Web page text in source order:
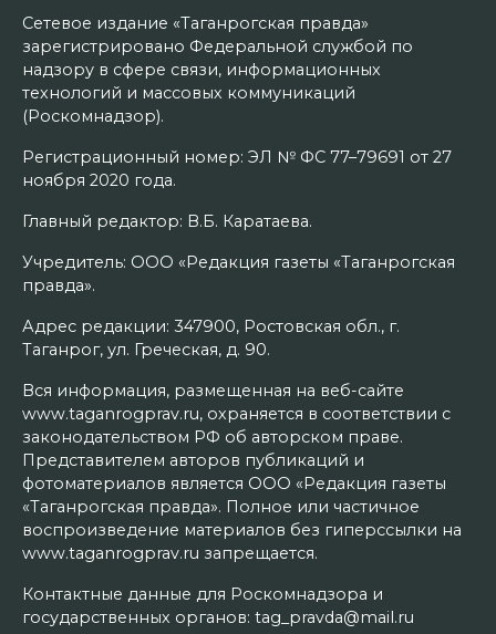
Сетевое издание «Таганрогская правда»
зарегистрировано Федеральной службой по
надзору в сфере связи, информационных
технологий и массовых коммуникаций
(Роскомнадзор).
Регистрационный номер: ЭЛ № ФС 77–79691 от 27
ноября 2020 года.
Главный редактор: В.Б. Каратаева.
Учредитель: ООО «Редакция газеты «Таганрогская
правда».
Адрес редакции: 347900, Ростовская обл., г.
Таганрог, ул. Греческая, д. 90.
Вся информация, размещенная на веб-сайте
www.taganrogprav.ru, охраняется в соответствии с
законодательством РФ об авторском праве.
Представителем авторов публикаций и
фотоматериалов является ООО «Редакция газеты
«Таганрогская правда». Полное или частичное
воспроизведение материалов без гиперссылки на
www.taganrogprav.ru запрещается.
Контактные данные для Роскомнадзора и
государственных органов: tag_pravda@mail.ru